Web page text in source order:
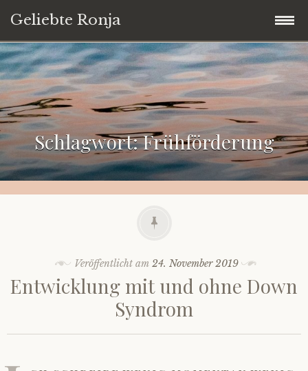
Geliebte Ronja
Zum
Inhalt
springen
Startseite
Blog
Down Syndrom von A bis Z
Über dieses Blog
Schlagwort:Frühförderung
Veröffentlicht am 24. November 2019
Entwicklung mit und ohne Down
Syndrom